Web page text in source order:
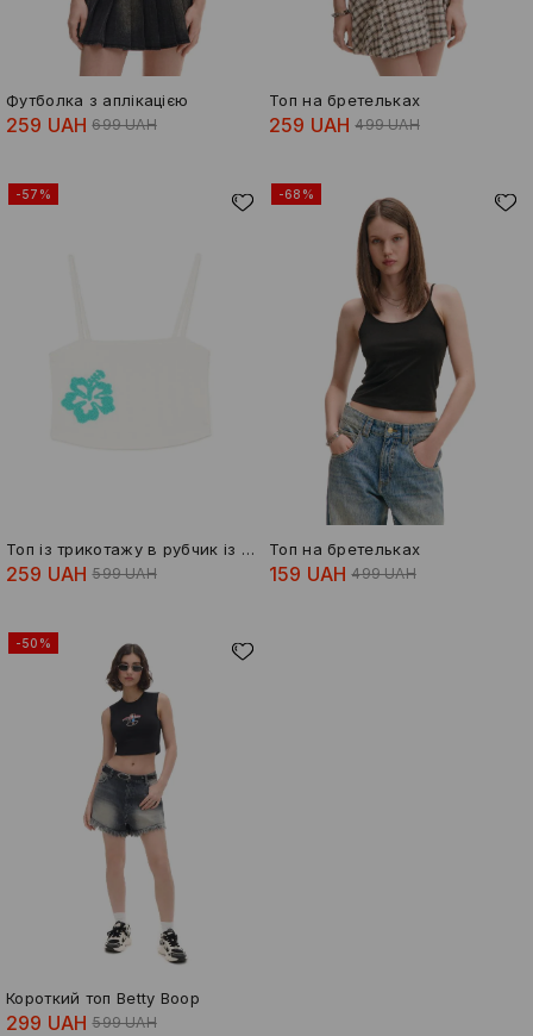
Футболка з аплікацією
259 UAH 699 UAH
Топ на бретельках
259 UAH 499 UAH
-57%
Топ із трикотажу в рубчик із додаванням віскози
259 UAH 599 UAH
-68%
Топ на бретельках
159 UAH 499 UAH
-50%
Короткий топ Betty Boop
299 UAH 599 UAH